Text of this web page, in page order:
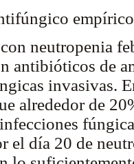
empírico
neutropenia
antibióticos de
invasivas.
alrededor de
el día 20 de